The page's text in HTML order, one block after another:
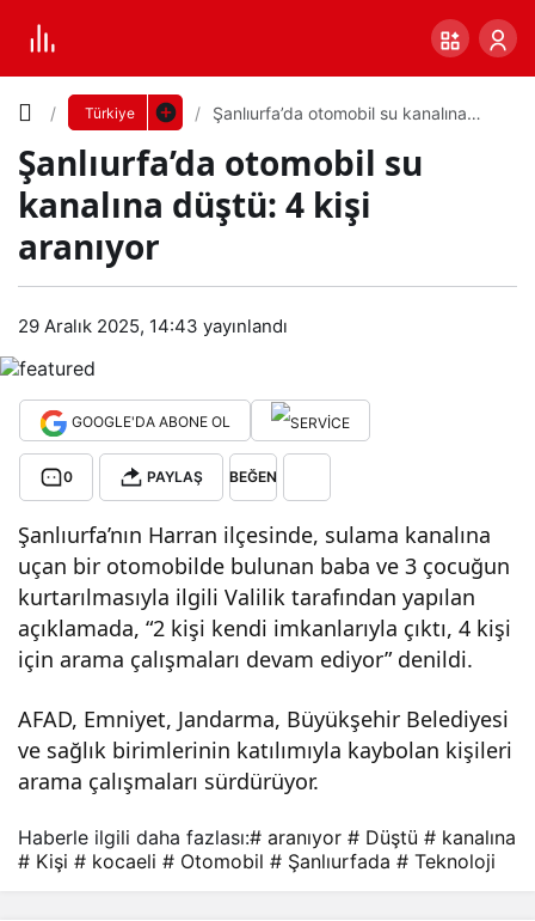
Türkiye
Şanlıurfa’da otomobil su kanalına
Şanlıurfa’da otomobil su
kanalına düştü: 4 kişi
aranıyor
29 Aralık 2025, 14:43 yayınlandı
GOOGLE'DA ABONE OL
0 PAYLAŞ BEĞEN
Şanlıurfa’nın Harran ilçesinde, sulama kanalına
uçan bir otomobilde bulunan baba ve 3 çocuğun
kurtarılmasıyla ilgili Valilik tarafından yapılan
açıklamada, “2 kişi kendi imkanlarıyla çıktı, 4 kişi
için arama çalışmaları devam ediyor” denildi.
AFAD, Emniyet, Jandarma, Büyükşehir Belediyesi
ve sağlık birimlerinin katılımıyla kaybolan kişileri
arama çalışmaları sürdürüyor.
Şanl
a’da
oto
il su
kan
alın
a
düş
Yazı
Boyutunu
Ayarla
Varsayılana
0 PAYLAŞ
Haberle ilgili daha fazlası:# aranıyor # Düştü # kanalına
# Kişi # kocaeli # Otomobil # Şanlıurfada # Teknoloji